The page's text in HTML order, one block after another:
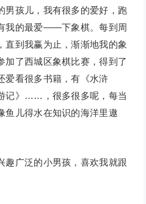
孩儿，我有很多的爱好，跑
我的最爱——下象棋。每到周
直到我赢为止，渐渐地我的象
加了西城区象棋比赛，得到了
爱看很多书籍，有《水浒
记》……，很多很多呢，每当
鱼儿得水在知识的海洋里遨
广泛的小男孩，喜欢我就跟